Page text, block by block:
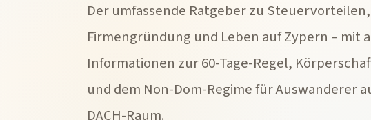
Der umfassende Ratgeber zu Steuervorteilen,
Firmengründung und Leben auf Zypern – mit
Informationen zur 60-Tage-Regel,
und dem Non-Dom-Regime für Auswanderer
DACH-Raum.